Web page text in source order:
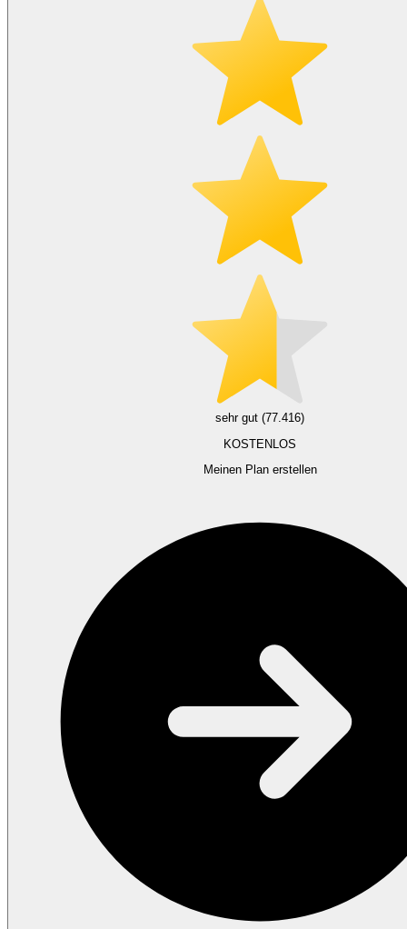
sehr gut (77.416)
KOSTENLOS
Meinen Plan erstellen